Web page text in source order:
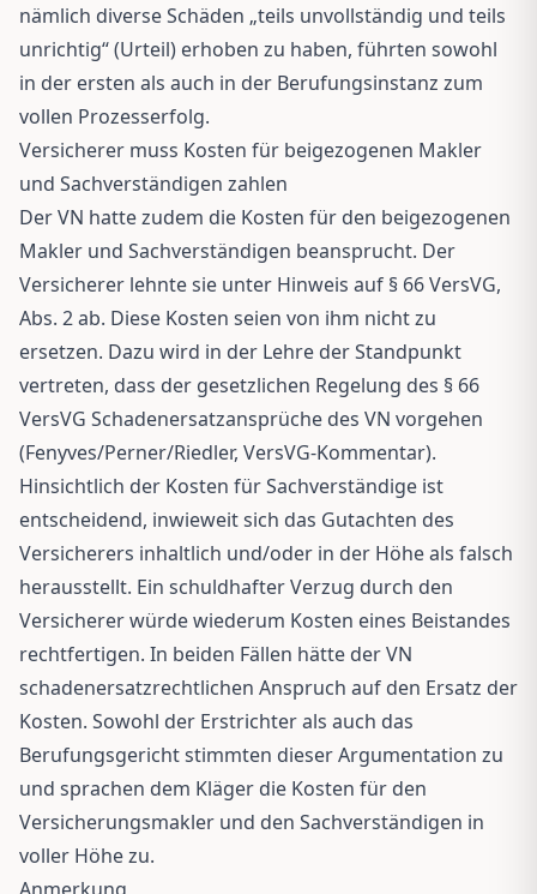
nämlich diverse Schäden „teils unvollständig und teils
unrichtig“ (Urteil) erhoben zu haben, führten sowohl
in der ersten als auch in der Berufungsinstanz zum
vollen Prozesserfolg.
Versicherer muss Kosten für beigezogenen Makler
und Sachverständigen zahlen
Der VN hatte zudem die Kosten für den beigezogenen
Makler und Sachverständigen beansprucht. Der
Versicherer lehnte sie unter Hinweis auf § 66 VersVG,
Abs. 2 ab. Diese Kosten seien von ihm nicht zu
ersetzen. Dazu wird in der Lehre der Standpunkt
vertreten, dass der gesetzlichen Regelung des § 66
VersVG Schadenersatzansprüche des VN vorgehen
(Fenyves/Perner/Riedler, VersVG-Kommentar).
Hinsichtlich der Kosten für Sachverständige ist
entscheidend, inwieweit sich das Gutachten des
Versicherers inhaltlich und/oder in der Höhe als falsch
herausstellt. Ein schuldhafter Verzug durch den
Versicherer würde wiederum Kosten eines Beistandes
rechtfertigen. In beiden Fällen hätte der VN
schadenersatzrechtlichen Anspruch auf den Ersatz der
Kosten. Sowohl der Erstrichter als auch das
Berufungsgericht stimmten dieser Argumentation zu
und sprachen dem Kläger die Kosten für den
Versicherungsmakler und den Sachverständigen in
voller Höhe zu.